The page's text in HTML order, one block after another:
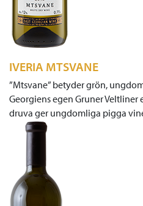
IVERIA MTSVANE
”Mtsvane” betyder grön,
Georgiens egen Gruner Veltliner
druva ger ungdomliga pigga